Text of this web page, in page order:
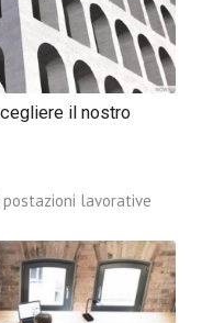
il nostro
lavorative